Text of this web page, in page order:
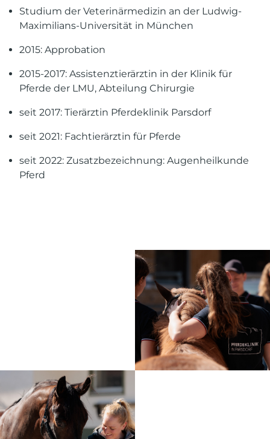
Studium der Veterinärmedizin an der Ludwig-
Maximilians-Universität in München
2015: Approbation
2015-2017: Assistenztierärztin in der Klinik für
Pferde der LMU, Abteilung Chirurgie
seit 2017: Tierärztin Pferdeklinik Parsdorf
seit 2021: Fachtierärztin für Pferde
seit 2022: Zusatzbezeichnung: Augenheilkunde
Pferd